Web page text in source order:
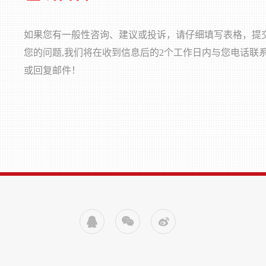
如果您有一般性咨询、建议或投诉，请仔细填写表格，提
您的问题,我们将在收到信息后的2个工作日内与您电话联
或回复邮件！
  